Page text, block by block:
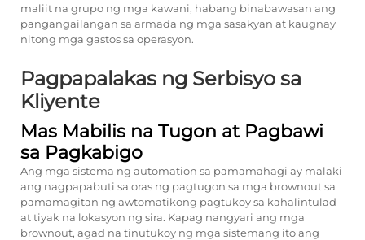
maliit na grupo ng mga kawani, habang binabawasan ang
pangangailangan sa armada ng mga sasakyan at kaugnay
nitong mga gastos sa operasyon.
Pagpapalakas ng Serbisyo sa
Kliyente
Mas Mabilis na Tugon at Pagbawi
sa Pagkabigo
Ang mga sistema ng automation sa pamamahagi ay malaki
ang nagpapabuti sa oras ng pagtugon sa mga brownout sa
pamamagitan ng awtomatikong pagtukoy sa kahalintulad
at tiyak na lokasyon ng sira. Kapag nangyari ang mga
brownout, agad na tinutukoy ng mga sistemang ito ang